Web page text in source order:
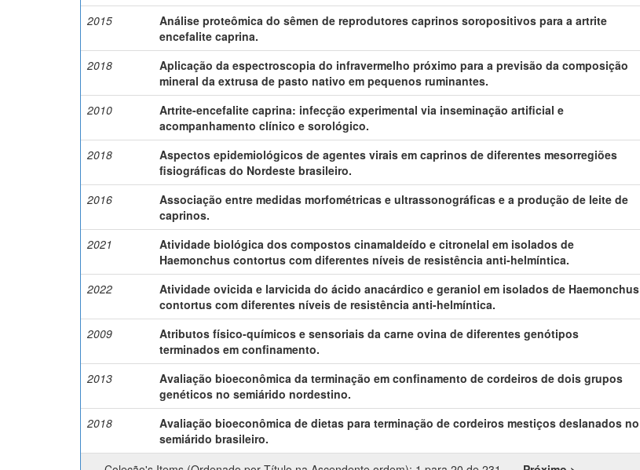
2015
Análise proteômica do sêmen de reprodutores caprinos soropositivos para a artrite
encefalite caprina.
2018
Aplicação da espectroscopia do infravermelho próximo para a previsão da composição
mineral da extrusa de pasto nativo em pequenos ruminantes.
2010
Artrite-encefalite caprina: infecção experimental via inseminação artificial e
acompanhamento clínico e sorológico.
2018
Aspectos epidemiológicos de agentes virais em caprinos de diferentes mesorregiões
fisiográficas do Nordeste brasileiro.
2016
Associação entre medidas morfométricas e ultrassonográficas e a produção de leite de
caprinos.
2021
Atividade biológica dos compostos cinamaldeído e citronelal em isolados de
Haemonchus contortus com diferentes níveis de resistência anti-helmíntica.
2022
Atividade ovicida e larvicida do ácido anacárdico e geraniol em isolados de Haemonchus
contortus com diferentes níveis de resistência anti-helmíntica.
2009
Atributos físico-químicos e sensoriais da carne ovina de diferentes genótipos
terminados em confinamento.
2013
Avaliação bioeconômica da terminação em confinamento de cordeiros de dois grupos
genéticos no semiárido nordestino.
2018
Avaliação bioeconômica de dietas para terminação de cordeiros mestiços deslanados no
semiárido brasileiro.